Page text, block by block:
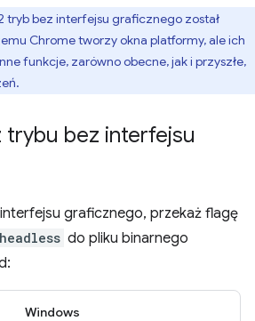
tryb bez interfejsu graficznego został
Chrome tworzy okna platformy, ale ich
funkcje, zarówno obecne, jak i przyszłe,
trybu bez interfejsu
graficznego, przekaż flagę
do pliku binarnego
Windows